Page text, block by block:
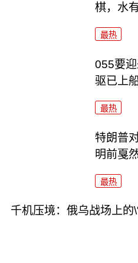
棋，水
最热
055要
驱已上
最热
特朗普
明前戛
最热
千机压境：俄乌战场上